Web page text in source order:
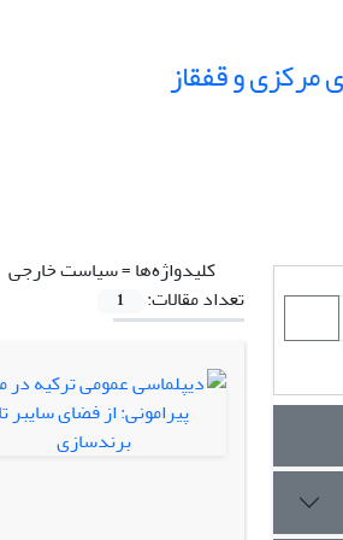
مرکزی و قفقاز
کلیدواژه‌ها =سیاست‌ خارجی
تعداد مقالات:
1